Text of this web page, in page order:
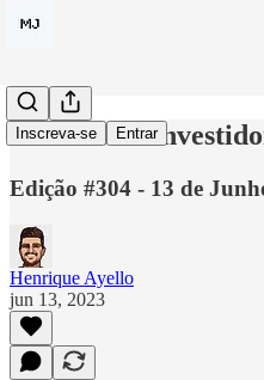
Inscreva-se Entrar
Número de
Edição #304 - 13 de
Henrique Ayello
jun 13, 2023